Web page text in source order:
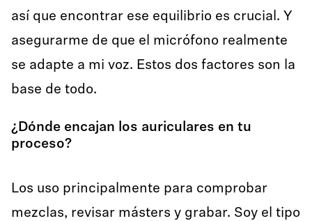
así que encontrar ese equilibrio es crucial. Y
asegurarme de que el micrófono realmente
se adapte a mi voz. Estos dos factores son la
base de todo.
¿Dónde encajan los auriculares en tu
proceso?
Los uso principalmente para comprobar
mezclas, revisar másters y grabar. Soy el tipo